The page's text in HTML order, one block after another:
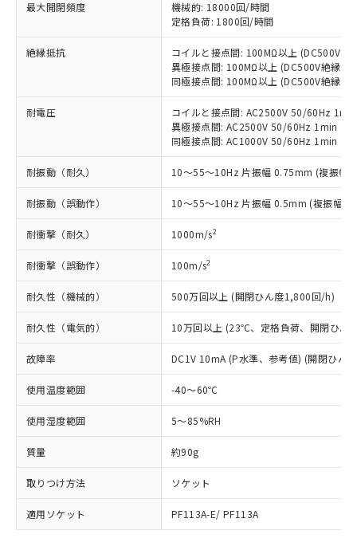
最大開閉頻度
機械的: 18000回/時間
定格負荷: 1800回/時間
絶縁抵抗
コイルと接点間: 100MΩ以上 (DC500V絶
異極接点間: 100MΩ以上 (DC500V絶縁抵
同極接点間: 100MΩ以上 (DC500V絶縁抵
耐電圧
コイルと接点間: AC2500V 50/60Hz 1min
異極接点間: AC2500V 50/60Hz 1min
同極接点間: AC1000V 50/60Hz 1min
耐振動（耐久） 10～55～10Hz 片振幅 0.75mm (複振幅
耐振動（誤動作） 10～55～10Hz 片振幅 0.5mm (複振幅
耐衝撃（耐久） 1000m/s2
耐衝撃（誤動作） 100m/s2
耐久性（機械的） 500万回以上 (開閉ひん度1,800回/h)
耐久性（電気的） 10万回以上 (23℃、定格負荷、開閉ひん
故障率 DC1V 10mA (P水準、参考値) (開閉ひん
使用温度範囲 -40～60℃
使用湿度範囲 5～85%RH
質量 約90g
取りつけ方法 ソケット
適用ソケット PF113A-E/ PF113A
当社制御機器事業取扱商品の中には、
本サービスの対象外となる商品もある
ことをご了承ください。
在庫状況および標準価格照会結果は、
記載している更新日時点での社内デー
タに基づき作成されるものであり、閲
覧された時点での実際の在庫および標
準価格とは異なる場合があることをご
了承ください。
正式な納期状況および標準価格はお客
様のお取引先、またはお客様担当のオ
ムロン制御機器販売店・当社販売員に
ご相談ください。
オムロン制御機器販売店や当社販売拠
販売ネットワーク
」をご確認
ください。
在庫状況および標準価格結果を当社の
事前の承諾なく第三者に漏洩または開
示しないようお願いします。
マイパーツ機能（部品リスト作成サー
メンバーズにご登録されている必要が
登録された部品リストについて、当社
および当社の共同利用者が、当社の製
品・サービスに関するお客様との取
引・商談に必要な範囲で利用すること
をご了承ください。
※当社の共同利用者とは、"個人情報
の共同利用に関して"
の「1.共同利
用者の範囲」に記載されている法人を
害物質有無と関係のない商品です。
仕入先様の事情により、非含有部品として
いたものが、含有品と判明した場合などや
むを得ず変更することがあります。
*EU RoHS指令（10物質）：
ミウム(Cd) 100ppm以下、
六価クロム(Cr(Ⅵ)) 1000ppm以下、ポリ臭化ビフェニル
類(PBB) 1000ppm以下、ポリ臭化ジフェニルエーテル類
(PBDE) 1000ppm以下、フタル酸ビス(2-エチルヘキシ
ルベンジル（BBP） 1000ppm以下、フタル酸ジブチル
（DBP） 1000ppm以下、フタル酸ジイソブチル
(DIBP) 1000ppm以下
但し、RoHS指令で産業用監視および制御機器に対する
フタル酸エステル類の４物質については閾値を超える意
※2 対応予定月
部品在庫の切り替え状況などにより、予定
月が前後することがあります。
※3 非含有証明書ダウンロード
51物質の非含有証明書（当社基準）
※本証明書は発行日時点で非含有を証明す
基準値以下であることを示します。
「×」：最大均質材料含有率が中国RoHSの
基準値を超えていることを示します。
「－」：未確認です。当社販売部門へお問
Pb(鉛) :1000ppm、 Hg(水銀) : 1000ppm、 Cd(カドミウ
Cr(Ⅵ)(六価クロム) : 1000ppm、 PBBs(ポリ臭化ビフェ
DBP(フタル酸ジブチル) : 1000ppm、 DIBP(フタル酸ジ
イソブチル) : 1000ppm、 BBP(フタル酸ブチルベンジ
ル) : 1000ppm、
DEHP(フタル酸ビス(2-エチルヘキシル)) : 1000ppm
※2 環境保護使用期限
「ｅ」：有害物質（10物質）のすべてが基
準値以下であることを示します。
「10」：通常の使用状況下において有害物
質が外部に漏えいし、環境に深刻な影響を
及ぼさない年数を意味します。
「－」：未確認です。当社販売部門へお問
い合わせください。
為替および外国貿易法に定める商品
（以下｢規制貨物等」という）を輸出
または国外への提供する場合は、日本
国政府の輸出許可(または役務取引許
可)を取得するなどの必要な手続きを
当社は規制貨物を破棄する場合は、完
全に破砕するなど、違法に輸出されな
当社は貴社製品を、核兵器、ミサイ
ル、化学兵器、生物兵器またはその他
武器並びにこれらの製造装置等に一切
使用いたしません。
当社は、貴社製品を第三者に販売する
場合は、上記1、2および3の内容を当
該第三者に通知します。また当社は、
販売先および販売に係わる関係者が違
法に輸出するおそれがある場合は、取
り引きをいたしません。
一定数以上の在庫あり
一定数には満たないが在庫あり
－
在庫なし(最新の在庫状況につ
いては、お客様のお取引先、ま
たはお客様担当のオムロン制御
機器販売店・当社販売員にご確
認ください)
空
受注生産機種、また在庫状況の
情報を公開していない機種